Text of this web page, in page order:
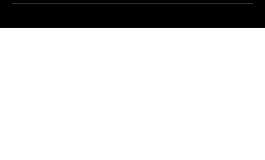
Esportes